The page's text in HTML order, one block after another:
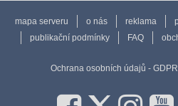
mapa serveru o nás reklama
publikační podmínky
FAQ
Ochrana osobních údajů - GDPR